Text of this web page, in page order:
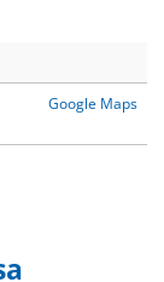
Google Maps